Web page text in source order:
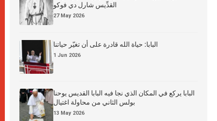
القدِّيس شارل دي فوكو
27 May 2026
البابا: حياة الله قادرة على أن تغيّر حياتنا
1 Jun 2026
البابا يركع في المكان الذي نجا فيه البابا القديس يوحنا
بولس الثاني من محاولة اغتيال
13 May 2026